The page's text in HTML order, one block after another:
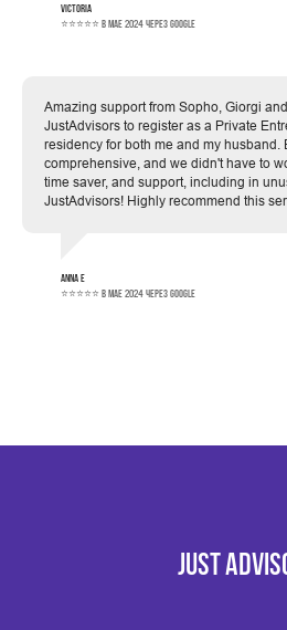
Victoria
⭐⭐⭐⭐⭐ в мае 2024 через Google
Amazing support from Sopho, Giorgi
JustAdvisors to register as a Private
residency for both me and my husband.
comprehensive, and we didn't have to
time saver, and support, including in
JustAdvisors! Highly recommend this
Anna E
⭐⭐⭐⭐⭐ в мае 2024 через Google
JUST